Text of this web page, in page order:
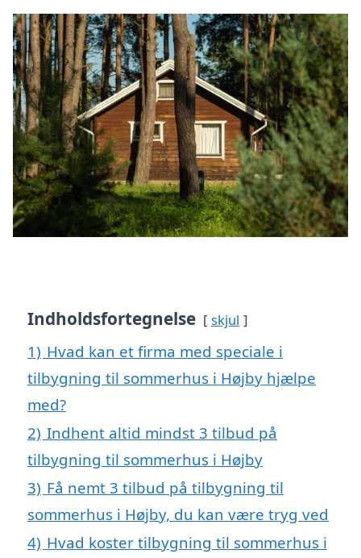
Indholdsfortegnelse skjul
1) Hvad kan et firma med speciale i
tilbygning til sommerhus i Højby hjælpe
med?
2) Indhent altid mindst 3 tilbud på
tilbygning til sommerhus i Højby
3) Få nemt 3 tilbud på tilbygning til
sommerhus i Højby, du kan være tryg ved
4) Hvad koster tilbygning til sommerhus i